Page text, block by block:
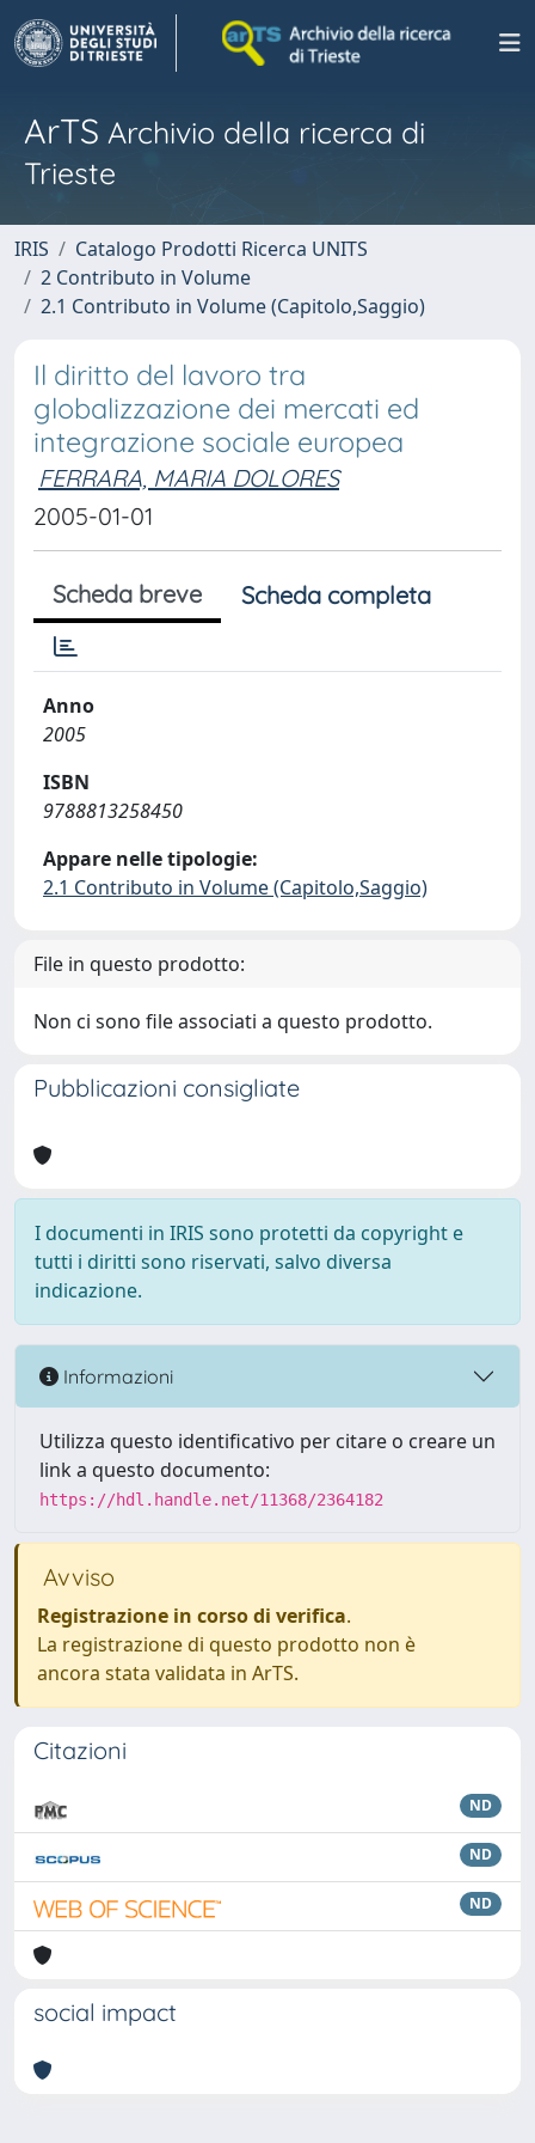
ArTS Archivio della ricerca di
Trieste
IRIS
Catalogo Prodotti Ricerca UNITS
2 Contributo in Volume
2.1 Contributo in Volume (Capitolo,Saggio)
Il diritto del lavoro tra
globalizzazione dei mercati ed
integrazione sociale europea
FERRARA, MARIA DOLORES
2005-01-01
Scheda breve Scheda completa
Anno
2005
ISBN
9788813258450
Appare nelle tipologie:
2.1 Contributo in Volume (Capitolo,Saggio)
File in questo prodotto:
Non ci sono file associati a questo prodotto.
Pubblicazioni consigliate
I documenti in IRIS sono protetti da copyright e
tutti i diritti sono riservati, salvo diversa
indicazione.
Informazioni
Utilizza questo identificativo per citare o creare un
link a questo documento:
https://hdl.handle.net/11368/2364182
Avviso
Registrazione in corso di verifica.
La registrazione di questo prodotto non è
ancora stata validata in ArTS.
Citazioni
ND
ND
ND
social impact